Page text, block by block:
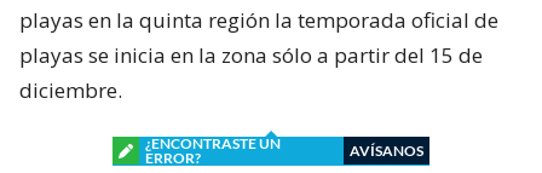
playas en la quinta región la temporada oficial de
playas se inicia en la zona sólo a partir del 15 de
diciembre.
¿ENCONTRASTE UN
ERROR?
AVÍSANOS